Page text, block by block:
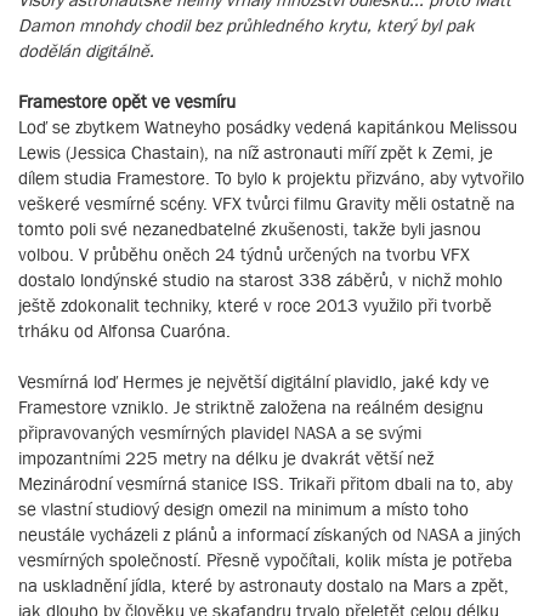
Damon mnohdy chodil bez průhledného krytu, který byl pak
dodělán digitálně.
Framestore opět ve vesmíru
Loď se zbytkem Watneyho posádky vedená kapitánkou Melissou
Lewis (Jessica Chastain), na níž astronauti míří zpět k Zemi, je
dílem studia Framestore. To bylo k projektu přizváno, aby vytvořilo
veškeré vesmírné scény. VFX tvůrci filmu Gravity měli ostatně na
tomto poli své nezanedbatelné zkušenosti, takže byli jasnou
volbou. V průběhu oněch 24 týdnů určených na tvorbu VFX
dostalo londýnské studio na starost 338 záběrů, v nichž mohlo
ještě zdokonalit techniky, které v roce 2013 využilo při tvorbě
trháku od Alfonsa Cuaróna.
Vesmírná loď Hermes je největší digitální plavidlo, jaké kdy ve
Framestore vzniklo. Je striktně založena na reálném designu
připravovaných vesmírných plavidel NASA a se svými
impozantními 225 metry na délku je dvakrát větší než
Mezinárodní vesmírná stanice ISS. Trikaři přitom dbali na to, aby
se vlastní studiový design omezil na minimum a místo toho
neustále vycházeli z plánů a informací získaných od NASA a jiných
vesmírných společností. Přesně vypočítali, kolik místa je potřeba
na uskladnění jídla, které by astronauty dostalo na Mars a zpět,
jak dlouho by člověku ve skafandru trvalo přeletět celou délku